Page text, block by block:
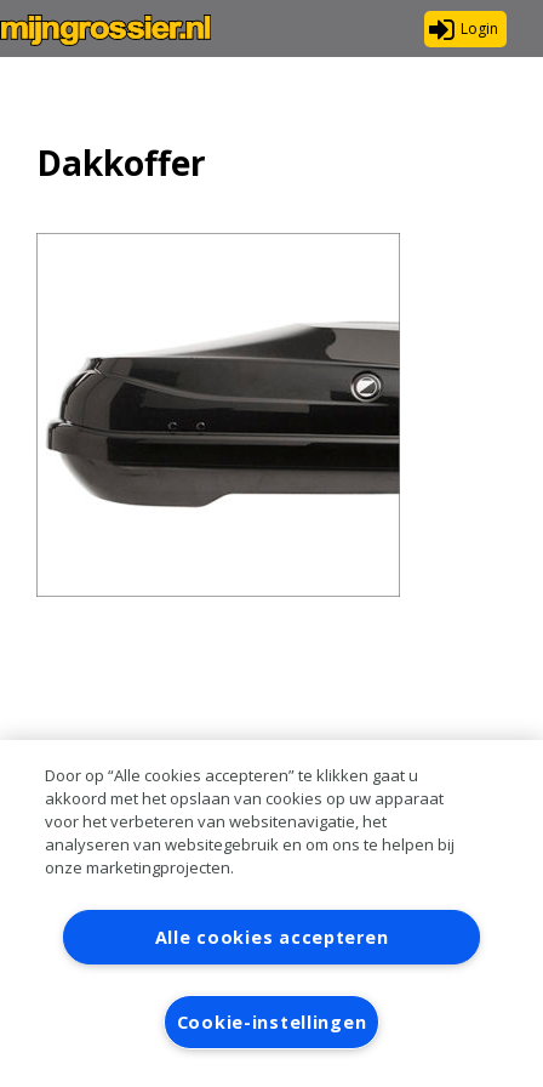
Login
Dakkoffer
Contact Account aanvragen
Inloggen
RAI bestanden
Privacy
Algemene
voorwaarden
Verwerkersovereenkomst
Door op “Alle cookies accepteren” te klikken gaat u
akkoord met het opslaan van cookies op uw apparaat
voor het verbeteren van websitenavigatie, het
analyseren van websitegebruik en om ons te helpen bij
onze marketingprojecten.
Alle cookies accepteren
Cookie-instellingen